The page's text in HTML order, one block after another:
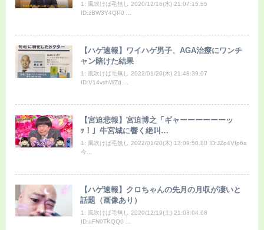
1: 風吹けば毛無し 2020/12/16(水) 21:07:15.55
ID:zBW3Y4QP0 ...
【ハゲ速報】ワイハゲ男子、AGA治療にワンチ
ャン賭けた結果
1: 風吹けば毛無し 2022/01/20(木) 21:48:39.07
ID:V14vshWZd ...
【宮迫悲報】宮迫博之「ギャーーーーーーッ
ｯ！」牛宮城に響く絶叫…
1: 風吹けば毛無し 2022/01/20(木) 13:09:50.80 ID:JZp4Vfp6a
今...
【ハゲ速報】クロちゃんの先月の月収が凄いと
話題（画像あり）
1: 風吹けば毛無し 2020/12/19(土) 21:08:04.68
ID:aFN0TKQQ0 ...